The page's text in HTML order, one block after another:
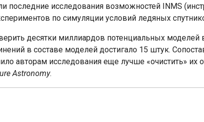
последние исследования возможностей INMS
по симуляции условий ледяных
десятки миллиардов потенциальных
в составе моделей достигало 15 штук.
авторам исследования еще лучше «очистить» их
Astronomy.